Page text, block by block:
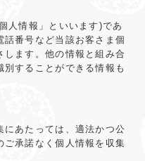
人情報」といいます)であ
話番号など当該お客さま個
します。他の情報と組み合
することができる情報も
にあたっては、適法かつ公
承諾なく個人情報を収集